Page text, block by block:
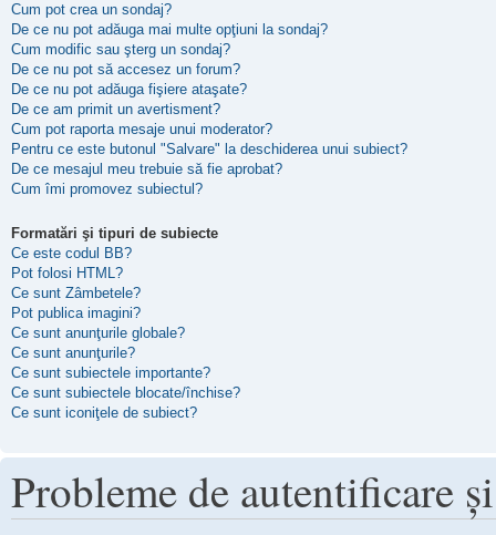
Cum pot crea un sondaj?
De ce nu pot adăuga mai multe opţiuni la sondaj?
Cum modific sau şterg un sondaj?
De ce nu pot să accesez un forum?
De ce nu pot adăuga fişiere ataşate?
De ce am primit un avertisment?
Cum pot raporta mesaje unui moderator?
Pentru ce este butonul "Salvare" la deschiderea unui subiect?
De ce mesajul meu trebuie să fie aprobat?
Cum îmi promovez subiectul?
Formatări şi tipuri de subiecte
Ce este codul BB?
Pot folosi HTML?
Ce sunt Zâmbetele?
Pot publica imagini?
Ce sunt anunţurile globale?
Ce sunt anunţurile?
Ce sunt subiectele importante?
Ce sunt subiectele blocate/închise?
Ce sunt iconiţele de subiect?
Probleme de autentificare